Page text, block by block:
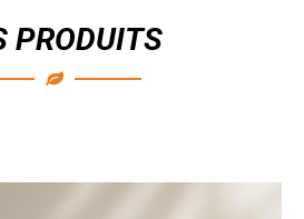
PRODUITS